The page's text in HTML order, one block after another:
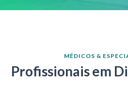
MÉDICOS &
Profissionais em